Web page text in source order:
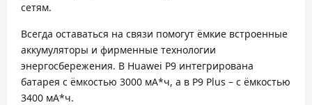
сетям.
Всегда оставаться на связи помогут ёмкие встроенные
аккумуляторы и фирменные технологии
энергосбережения. В Huawei P9 интегрирована
батарея с ёмкостью 3000 мА*ч, а в P9 Plus – с ёмкостью
3400 мА*ч.